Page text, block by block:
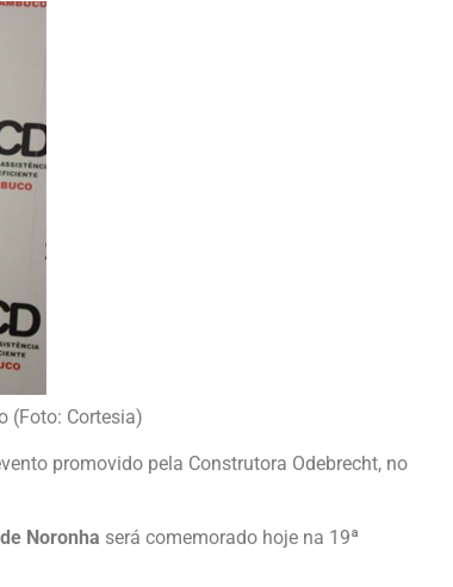
(Foto: Cortesia)
promovido pela Construtora Odebrecht, no
Noronha será comemorado hoje na 19ª